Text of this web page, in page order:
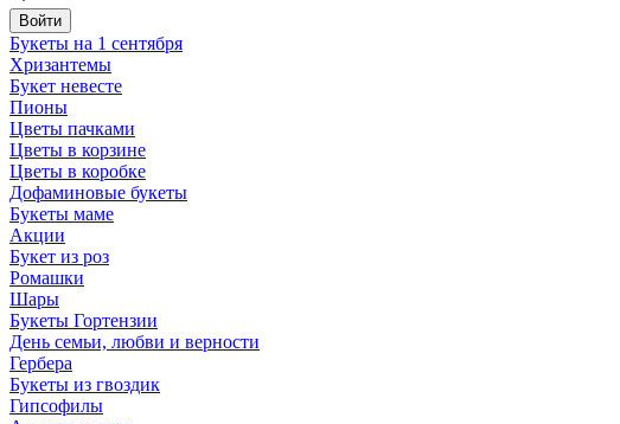
Войти
Букеты на 1 сентября
Хризантемы
Букет невесте
Пионы
Цветы пачками
Цветы в корзине
Цветы в коробке
Дофаминовые букеты
Букеты маме
Акции
Букет из роз
Ромашки
Шары
Букеты Гортензии
День семьи, любви и верности
Гербера
Букеты из гвоздик
Гипсофилы